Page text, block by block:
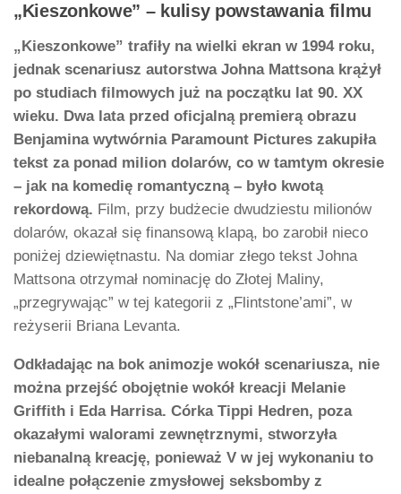
„Kieszonkowe” – kulisy powstawania filmu
„Kieszonkowe” trafiły na wielki ekran w 1994 roku,
jednak scenariusz autorstwa Johna Mattsona krążył
po studiach filmowych już na początku lat 90. XX
wieku. Dwa lata przed oficjalną premierą obrazu
Benjamina wytwórnia Paramount Pictures zakupiła
tekst za ponad milion dolarów, co w tamtym okresie
– jak na komedię romantyczną – było kwotą
rekordową. Film, przy budżecie dwudziestu milionów
dolarów, okazał się finansową klapą, bo zarobił nieco
poniżej dziewiętnastu. Na domiar złego tekst Johna
Mattsona otrzymał nominację do Złotej Maliny,
„przegrywając” w tej kategorii z „Flintstone’ami”, w
reżyserii Briana Levanta.
Odkładając na bok animozje wokół scenariusza, nie
można przejść obojętnie wokół kreacji Melanie
Griffith i Eda Harrisa. Córka Tippi Hedren, poza
okazałymi walorami zewnętrznymi, stworzyła
niebanalną kreację, ponieważ V w jej wykonaniu to
idealne połączenie zmysłowej seksbomby z